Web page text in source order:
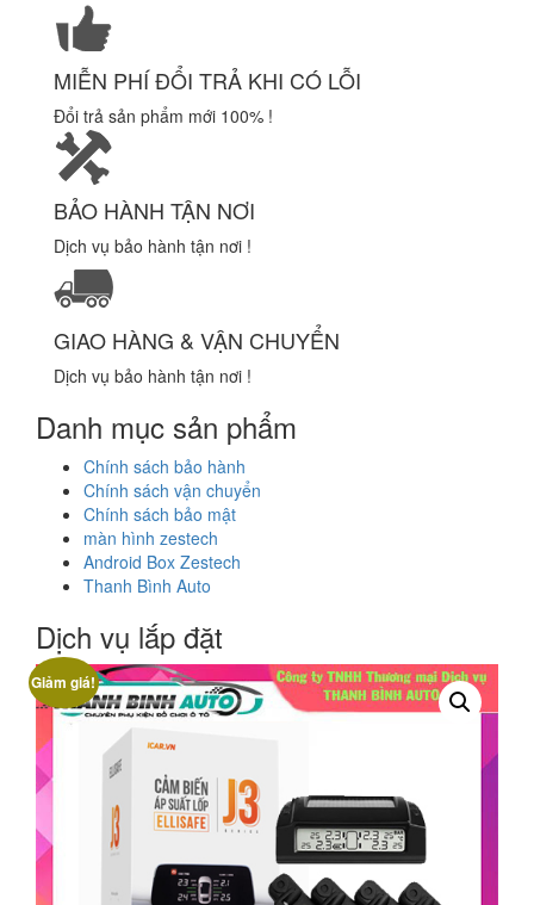
MIỄN PHÍ ĐỔI TRẢ KHI CÓ LỖI
Đổi trả sản phẩm mới 100% !
BẢO HÀNH TẬN NƠI
Dịch vụ bảo hành tận nơi !
GIAO HÀNG & VẬN CHUYỂN
Dịch vụ bảo hành tận nơi !
Danh mục sản phẩm
Chính sách bảo hành
Chính sách vận chuyển
Chính sách bảo mật
màn hình zestech
Android Box Zestech
Thanh Bình Auto
Dịch vụ lắp đặt
Giảm giá!